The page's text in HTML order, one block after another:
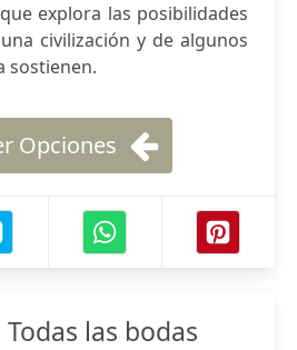
explora las posibilidades
civilización y de algunos
sostienen.
Opciones
Todas las bodas